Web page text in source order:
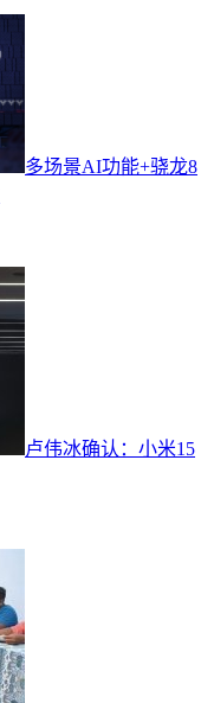
多场景AI功能+骁龙8
卢伟冰确认：小米15